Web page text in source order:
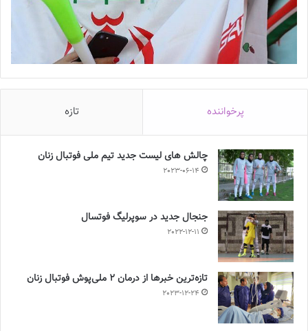
پرخواننده تازه
چالش هاى ليست جدید تيم ملى فوتبال زنان
2023-06-14
جنجال جدید در سوپرلیگ فوتسال
2022-12-11
تازه‌ترین خبرها از درمان ۲ ملی‌پوش فوتبال زنان
2023-12-24